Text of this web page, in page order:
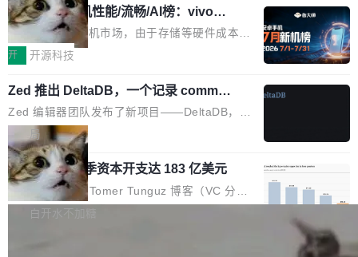
者部落知识"。 换个写法。Rust 的 enum，两个
变体：Switchable...
样。这是 Sandstorm.io 的重制版，我十年前的
那个创业公司。不同的是，这次它构建在 Cloudf
lare Workers 上——我花了九年时间搭建的平台
——并且深度集成了 AI。这基本上是我十年秘密
计划的顶峰。 十年前，Ken...
计思路很直接：每个对象是一个独立的 SQLite
数据库，按名称寻址，复制到你自己的 S3 兼容
存储库里。节点之间只通过这个存储库协调——
个小型数据库，应用天然按分片构建，单个数据
库的竞争和爆炸半径问题在设计层面就被消除
了。 闲置的 cell 会休眠到几乎不占资源。当 cel
l 迁移或唤醒时，新宿主从 S3 恢复 SQLite 数据
库继续执行。存储库是持久化的唯一真相...
鲁大师7月新机性能/流畅/AI榜：vivo夺
性能、流畅双第一，三星Galaxy Z系列
新折叠缺席
2026年7月的手机市场，由于存储等硬件成本暴
增，手机厂商的日子也不好过啊，新机速度明显
高价的三星折叠（三星Galaxy Z Fold8 Ultra / Z
Fold8 / Z Flip8）外，其余要么是中低端机器，
例如iQOO Z11i、REDMI Note 17、REDMI No
te 17 Pro、OPPO K15，要么是vivo X300 E这
样的次旗舰。 Galaxy Z Fold8 Ultra / Z Fold8 /
Z Flip8三款折叠屏新机均在7月22日发布，且全
部搭载骁龙8 Elite Gen5 for Galaxy，它们本该
开 开源科技
Zed 推出 DeltaDB，一个记录 commit
之间所有操作的版本控制系统
Zed 编辑器团队发布了新项目——DeltaDB，一
个在 git commit 之间记录每一次编辑操作的版
本控制系统。目前处于 Early Access 阶段。 De
ltaDB 的核心思路直接写在 landing page 最显
眼的位置：「Software is made between com
mits」——软件是在 commit 之间写出来的。git
局
SpaceXAI 单季资本开支达 183 亿美元
根据风险投资人Tomer Tunguz 博客（VC 分
析）披露的最新分析与第二季度业绩报告，Spac
白开水不加糖